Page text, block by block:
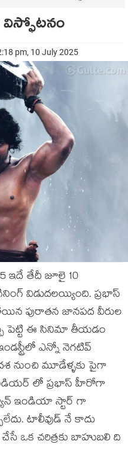
pm, 10 July 2025
ఇదే తేదీ జూలై 10
విడుదలయ్యింది. ప్రభాస్
పురాతన జానపద వీరుల
పెట్టి ఈ సినిమా తీయడం
ఎన్నో నెగటివ్
నుంచి మూడేళ్ళకు పైగా
లో ప్రభాస్ హీరోగా
ఇండియా స్టార్ గా
టాలీవుడ్ నే కాదు
ఒక చరిత్రకు బాహుబలి ది